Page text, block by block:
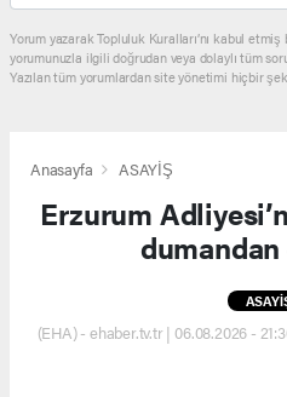
Yorum yazarak Topluluk Kuralları’nı kabul etmiş
yorumunuzla ilgili doğrudan veya dolaylı tüm
Yazılan tüm yorumlardan site yönetimi hiçbir
Anasayfa ASAYİŞ
Erzurum
(EHA) - ehaber.tv.tr | 06.08.2026 -